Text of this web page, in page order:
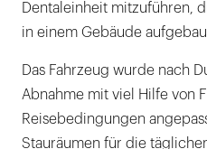
Dentaleinheit mitzuführen,
in einem Gebäude
Das Fahrzeug wurde nach
Abnahme mit viel Hilfe von
Reisebedingungen
Stauräumen für die